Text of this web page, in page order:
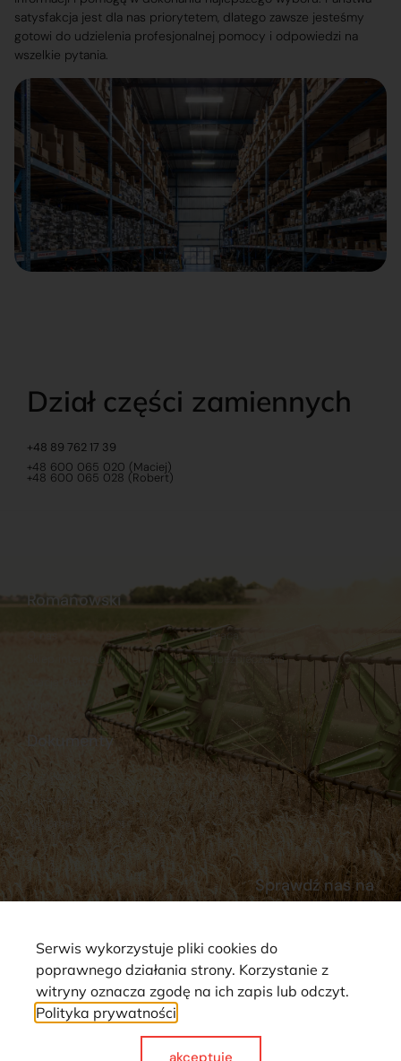
satysfakcja jest dla nas priorytetem, dlatego zawsze jesteśmy
gotowi do udzielenia profesjonalnej pomocy i odpowiedzi na
wszelkie pytania.
Dział części zamiennych
+48 89 762 17 39
+48 600 065 020 (Maciej)
+48 600 065 028 (Robert)
Dokumenty
Regulamin
Polityka prywatności
Reklamacje i zwroty
Dostawy
Płatności
Romanowski
Sklep internetowy
Praca
Ubezpieczenia
Sprawdź nas na
Strona wykorzystuje pliki cookie. Wszystkie prawa zastrzeżone ©
Serwis wykorzystuje pliki cookies do
poprawnego działania strony. Korzystanie z
witryny oznacza zgodę na ich zapis lub odczyt.
Polityka prywatności
akceptuje